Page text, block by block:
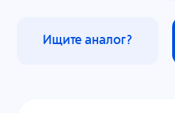
Ищите аналог?